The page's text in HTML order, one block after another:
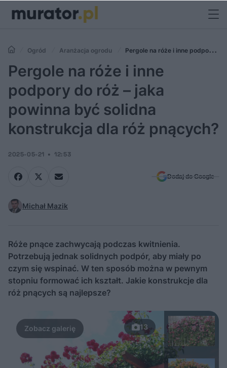
Ogród Aranżacja ogrodu
Pergole na róże i inne podpory do
róż – jaka powinna być solidna konstrukcja dla róż pnących?
Pergole na róże i inne
podpory do róż – jaka
powinna być solidna
konstrukcja dla róż pnących?
2025-05-21 12:53
Dodaj do Google
Michał Mazik
Róże pnące zachwycają podczas kwitnienia.
Potrzebują jednak solidnych podpór, aby miały po
czym się wspinać. W ten sposób można w pewnym
stopniu formować ich kształt. Jakie konstrukcje dla
róż pnących są najlepsze?
13